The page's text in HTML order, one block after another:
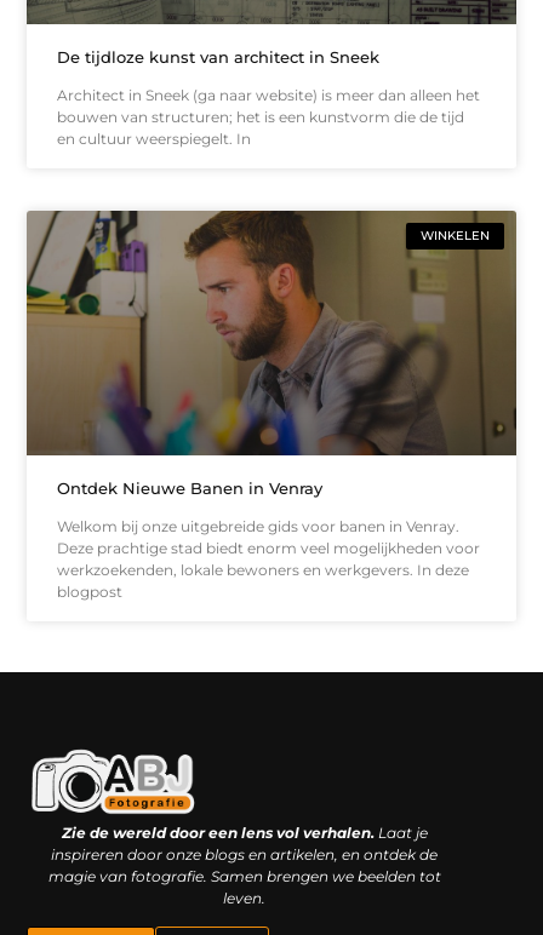
De tijdloze kunst van architect in Sneek
Architect in Sneek (ga naar website) is meer dan alleen het
bouwen van structuren; het is een kunstvorm die de tijd
en cultuur weerspiegelt. In
WINKELEN
Ontdek Nieuwe Banen in Venray
Welkom bij onze uitgebreide gids voor banen in Venray.
Deze prachtige stad biedt enorm veel mogelijkheden voor
werkzoekenden, lokale bewoners en werkgevers. In deze
blogpost
Zie de wereld door een lens vol verhalen.Laat je
inspireren door onze blogs en artikelen, en ontdek de
magie van fotografie. Samen brengen we beelden tot
leven.